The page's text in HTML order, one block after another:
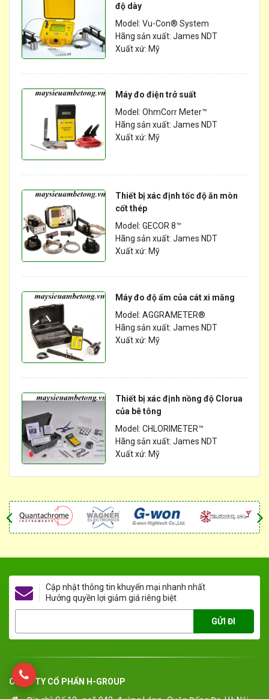
độ dày
Model: Vu-Con® System
Hãng sản xuất: James NDT
Xuất xứ: Mỹ
Máy đo điện trở suất
Model: OhmCorr Meter™
Hãng sản xuất: James NDT
Xuất xứ: Mỹ
Thiết bị xác định tốc độ ăn mòn
cốt thép
Model: GECOR 8™
Hãng sản xuất: James NDT
Xuất xứ: Mỹ
Máy đo độ ẩm của cát xi măng
Model: AGGRAMETER®
Hãng sản xuất: James NDT
Xuất xứ: Mỹ
Thiết bị xác định nồng độ Clorua
của bê tông
Model: CHLORIMETER™
Hãng sản xuất: James NDT
Xuất xứ: Mỹ
Cập nhật thông tin khuyến mại nhanh nhất
Hưởng quyền lợi giảm giá riêng biệt
GỬI ĐI
CÔNG TY CỔ PHẨN H-GROUP